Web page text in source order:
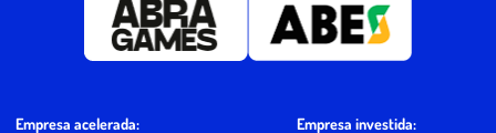
Empresa acelerada: Empresa investida: